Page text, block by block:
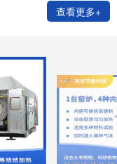
查看更多+